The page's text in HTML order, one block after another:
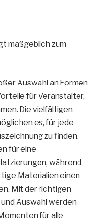
maßgeblich zum
Auswahl an Formen
für Veranstalter,
Die vielfältigen
es, für jede
zu finden.
für eine
während
Materialien einen
Mit der richtigen
Auswahl werden
für alle